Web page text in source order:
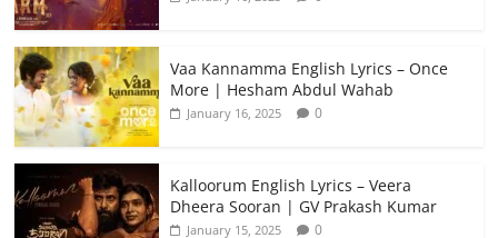
Vaa Kannamma English Lyrics – Once
More | Hesham Abdul Wahab
January 16, 2025 0
Kalloorum English Lyrics – Veera
Dheera Sooran | GV Prakash Kumar
January 15, 2025 0